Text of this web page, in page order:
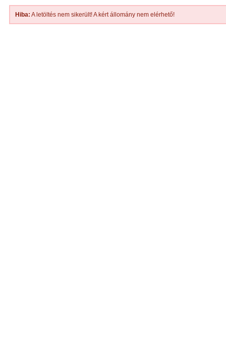
Hiba: A letöltés nem sikerült! A kért állomány nem elérhető!